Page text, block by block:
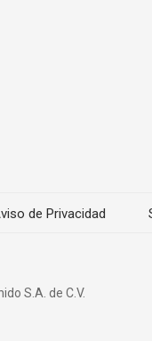
de Privacidad
S.A. de C.V.